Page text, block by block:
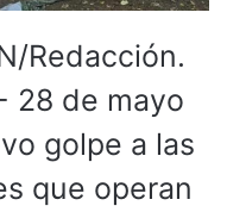
Redacción.
28 de mayo
golpe a las
que operan